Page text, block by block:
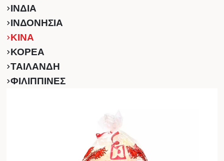
ΙΝΔΙΑ
ΙΝΔΟΝΗΣΙΑ
ΚINA
ΚΟΡΕΑ
ΤΑΙΛΑΝΔΗ
ΦΙΛΙΠΠΙΝΕΣ